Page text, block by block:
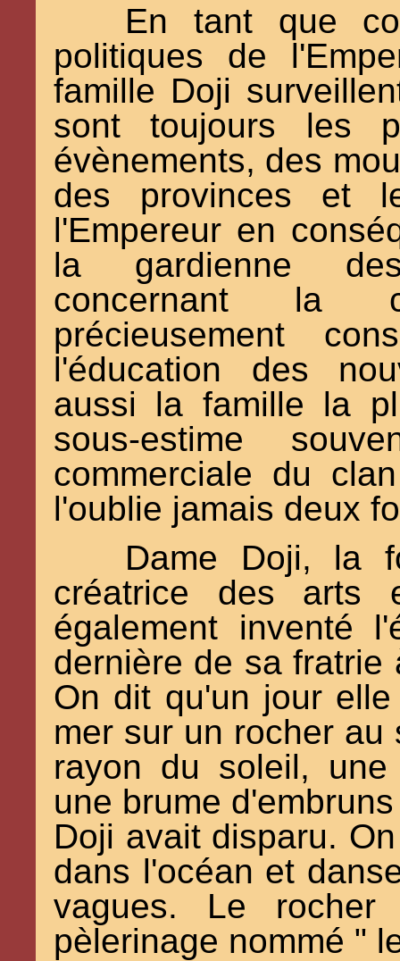
En tant que
politiques de
famille Doji
sont toujours les
évènements, des
des provinces et
l'Empereur en
la gardienne
concernant la
précieusement
l'éducation des
aussi la famille la
sous-estime
commerciale du
l'oublie jamais deux
Dame Doji, la
créatrice des
également inventé
dernière de sa
On dit qu'un jour
mer sur un rocher
rayon du soleil,
une brume
Doji avait disparu.
dans l'océan et
vagues. Le
pèlerinage nommé "